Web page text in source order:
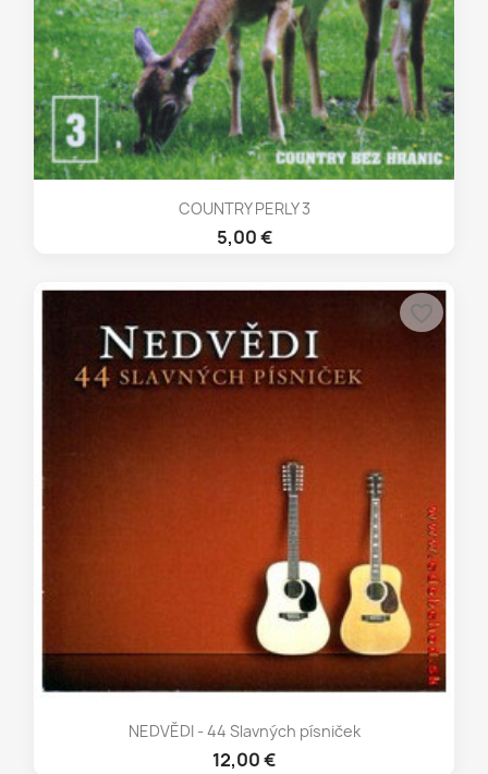
COUNTRY PERLY 3
5,00 €
NEDVĚDI - 44 Slavných písniček
12,00 €
favorite_border